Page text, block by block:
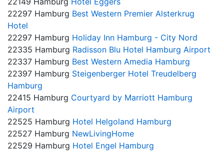
22297 Hamburg Best Western Premier Alsterkrug
Hotel
22297 Hamburg Holiday Inn Hamburg - City Nord
22335 Hamburg Radisson Blu Hotel Hamburg Airport
22337 Hamburg Best Western Amedia Hamburg
22397 Hamburg Steigenberger Hotel Treudelberg
Hamburg
22415 Hamburg Courtyard by Marriott Hamburg
Airport
22525 Hamburg Hotel Helgoland Hamburg
22527 Hamburg NewLivingHome
22529 Hamburg Hotel Engel Hamburg